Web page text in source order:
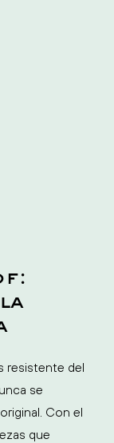
resistente del
se
Con el
que